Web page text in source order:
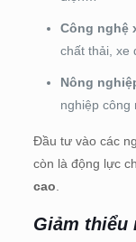
Công nghệ
chất thải, xe
Nông
nghiệp công
Đầu tư vào các
còn là động lực
cao
Giảm thiểu